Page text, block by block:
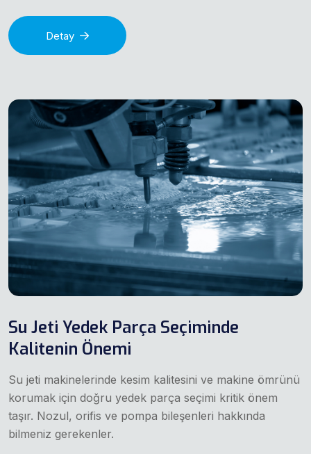
Detay
Su Jeti Yedek Parça Seçiminde
Kalitenin Önemi
Su jeti makinelerinde kesim kalitesini ve makine ömrünü
korumak için doğru yedek parça seçimi kritik önem
taşır. Nozul, orifis ve pompa bileşenleri hakkında
bilmeniz gerekenler.